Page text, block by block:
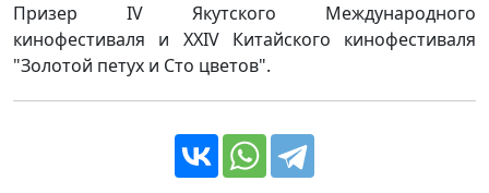
Призер IV Якутского Международного
кинофестиваля и XXIV Китайского кинофестиваля
"Золотой петух и Сто цветов".